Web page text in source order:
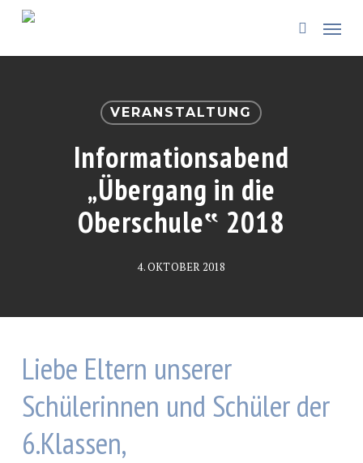
Skip
main
search
Menü
VERANSTALTUNG
Informationsabend
„Übergang in die
Oberschule‟ 2018
4. OKTOBER 2018
Liebe Eltern unserer
Schülerinnen und Schüler der
6.Klassen,